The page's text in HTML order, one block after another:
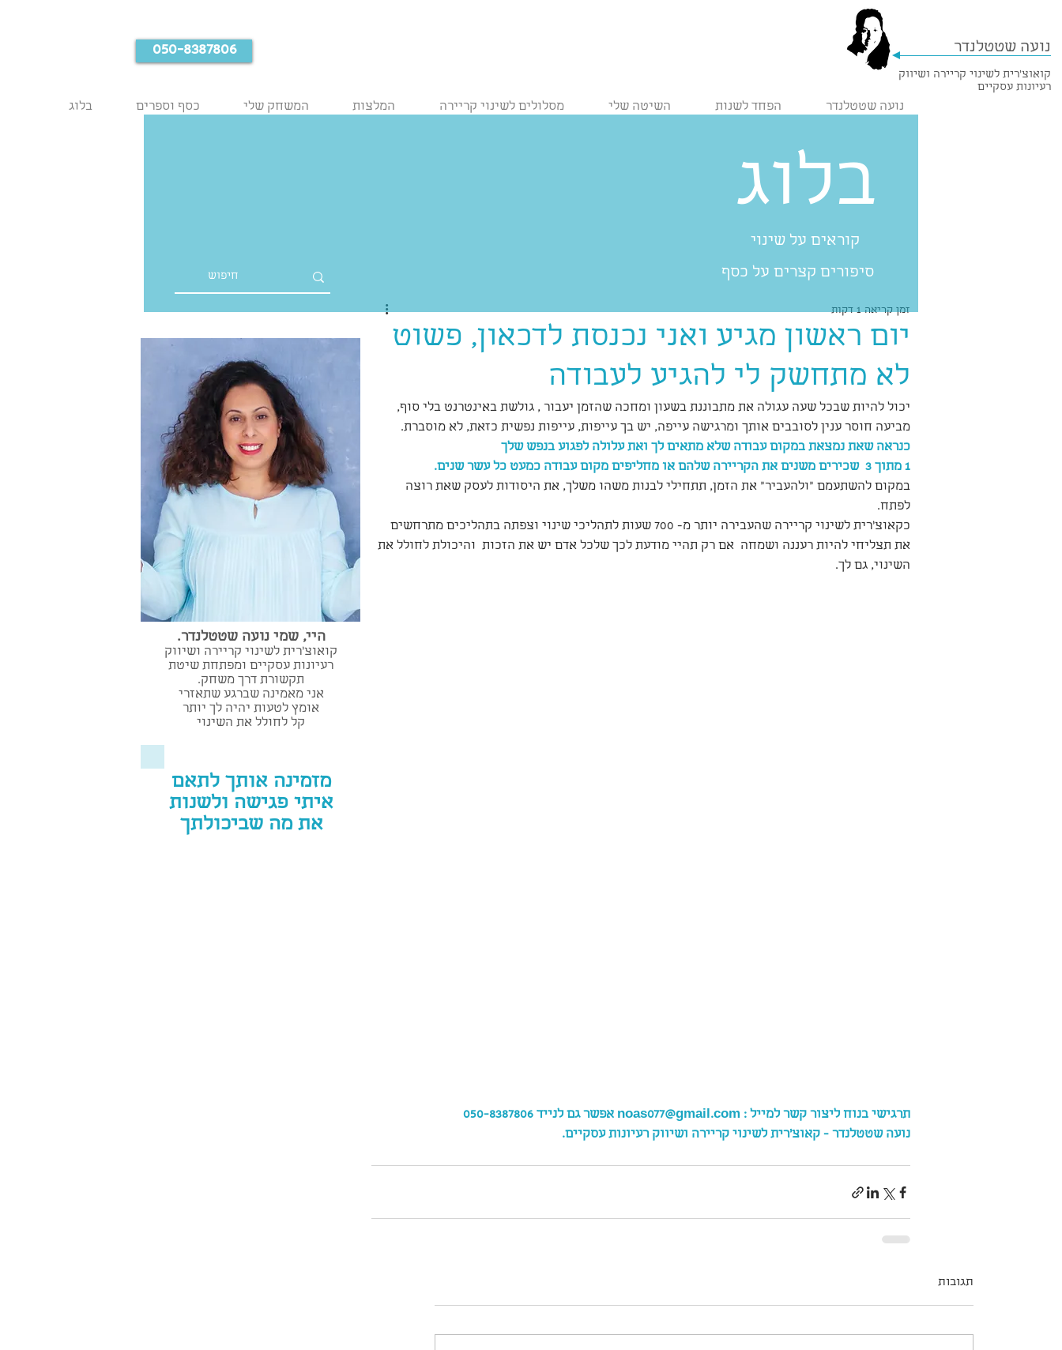
050-8387806 נועה שטטלנדר
קואוצ'רית לשינוי קריירה ושיווק
רעיונות עסקיים
נועה שטטלנדר הפחד לשנות השיטה שלי מסלולים לשינוי קריירה המלצות המשחק שלי כסף וספרים בלוג
יום ראשון מגיע ואני נכנסת לדכאון, פשוט
לא מתחשק לי להגיע לעבודה
זמן קריאה 1 דקות
יכול להיות שבכל שעה עגולה את מתבוננת בשעון ומחכה שהזמן יעבור , גולשת באינטרנט בלי סוף,
מביעה חוסר ענין לסובבים אותך ומרגישה עייפה, יש בך עייפות, עייפות נפשית כזאת, לא מוסברת.
כנראה שאת נמצאת במקום עבודה שלא מתאים לך ואת עלולה לפגוע בנפש שלך
1 מתוך 3  שכירים משנים את הקריירה שלהם או מחליפים מקום עבודה כמעט כל עשר שנים.
במקום להשתעמם "ולהעביר" את הזמן, תתחילי לבנות משהו משלך, את היסודות לעסק שאת רוצה
לפתח.
כקאוצ'רית לשינוי קריירה שהעבירה יותר מ- 700 שעות לתהליכי שינוי וצפתה בתהליכים מתרחשים
את תצליחי להיות רעננה ושמחה  אם רק תהיי מודעת לכך שלכל אדם יש את הזכות  והיכולת לחולל את
השינוי, גם לך.
תרגישי בנוח ליצור קשר למייל : noas077@gmail.com אפשר גם לנייד 050-8387806
נועה שטטלנדר - קאוצ'רית לשינוי קריירה ושיווק רעיונות עסקיים.
תגובות
היי, שמי נועה שטטלנדר.
קואוצ'רית לשינוי קריירה ושיווק
רעיונות עסקיים ומפתחת שיטת
תקשורת דרך משחק.
אני מאמינה שברגע שתאזרי
אומץ לטעות יהיה לך יותר
קל לחולל את השינוי
מזמינה אותך לתאם
איתי פגישה ולשנות
את מה שביכולתך
בלוג
קוראים על שינוי
סיפורים קצרים על כסף